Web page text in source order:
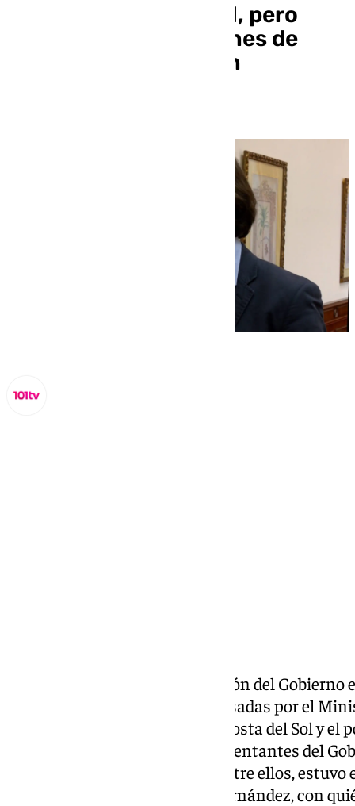
realidad el tren litoral, pero
necesitamos soluciones de
impacto inmediato en
El pasado jueves la Subdelegación del
las dos mesas de trabajo impulsadas por el
el futuro de la movilidad en la Costa del Sol y
tren litoral. Han asistido representantes del
Andalucía y ayuntamientos. Entre ellos, estuvo
Movilidad Sostenible, Álvaro Fernández, con